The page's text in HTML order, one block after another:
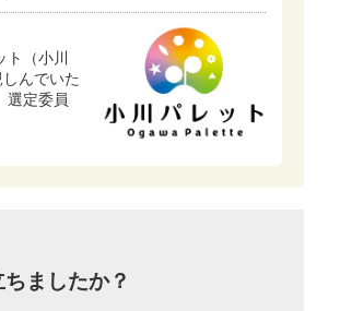
（小川
んでいた
選定委員
ましたか？